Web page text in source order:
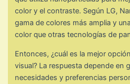
color y el contraste. Según LG,
gama de colores más amplia y
color que otras tecnologías de
Entonces, ¿cuál es la mejor
visual? La respuesta depende en
necesidades y preferencias